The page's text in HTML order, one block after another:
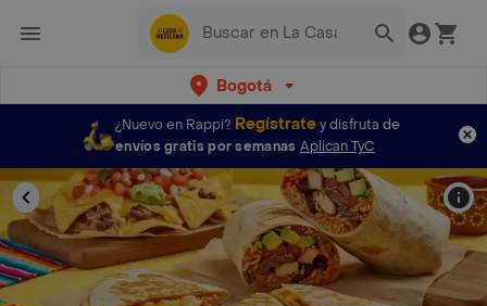
Bogotá
¿Nuevo en Rappi? Regístratey disfruta de
envíos gratis por semanas Aplican TyC